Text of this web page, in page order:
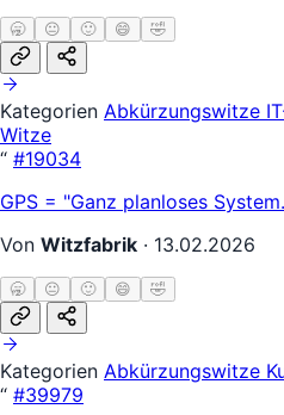
🥱 😐 🙂 😄 🤣
Kategorien Abkürzungswitze
Witze
“ #19034
GPS = "Ganz planloses
Von Witzfabrik · 13.02.2026
🥱 😐 🙂 😄 🤣
Kategorien Abkürzungswitze
“ #39979